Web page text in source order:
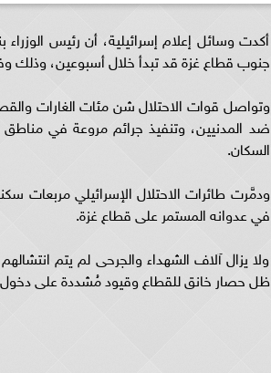
أكدت وسائل إعلام إسرائيلية، أن رئيس الوزراء
جنوب قطاع غزة قد تبدأ خلال أسبوعين، وذلك
وتواصل قوات الاحتلال شن مئات الغارات
السكان.
ودمَّرت طائرات الاحتلال الإسرائيلي مربعات
في عدوانه المستمر على قطاع غزة.
ولا يزال آلاف الشهداء والجرحى لم يتم
ظل حصار خانق للقطاع وقيود مُشددة على دخول